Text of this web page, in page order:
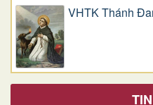
VHTK Thánh